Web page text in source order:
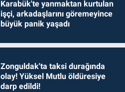
Karabük'te yanmaktan kurtulan
işçi, arkadaşlarını göremeyince
büyük panik yaşadı
Zonguldak'ta taksi durağında
olay! Yüksel Mutlu öldüresiye
darp edildi!